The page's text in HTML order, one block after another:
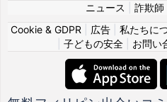
ニュース 詐欺師
Cookie & GDPR
広告 私たちに
子どもの安全| お問い